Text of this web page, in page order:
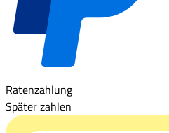
Ratenzahlung
Später zahlen